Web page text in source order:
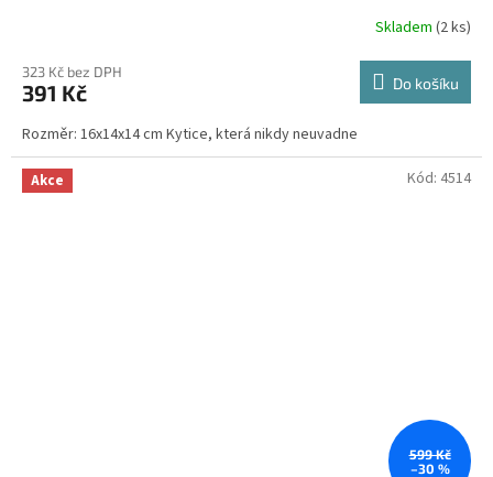
produktu
je
z
5
hvězdiček.
Skladem(2 ks)
323 Kč bez DPH
391 Kč Do košíku
Rozměr: 16x14x14 cm Kytice, která nikdy neuvadne
Akce
599 Kč
–30 %
Kód: 4514